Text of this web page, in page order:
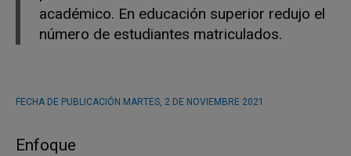
académico. En educación superior redujo el
número de estudiantes matriculados.
FECHA DE PUBLICACIÓN MARTES, 2 DE NOVIEMBRE 2021
Enfoque